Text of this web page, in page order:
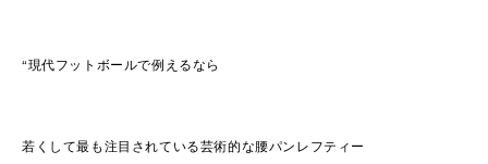
“現代フットボールで例えるなら
若くして最も注目されている芸術的な腰パンレフティー